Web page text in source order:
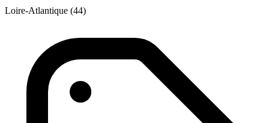
Loire-Atlantique (44)